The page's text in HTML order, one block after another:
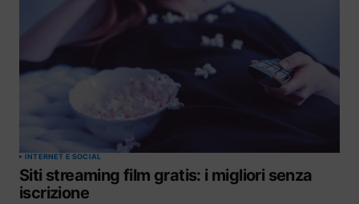
INTERNET E SOCIAL
Siti streaming film gratis: i migliori senza
iscrizione